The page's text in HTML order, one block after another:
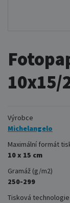
10x15/
Výrobce
Michelangelo
Maximální formát
10 x 15 cm
Gramáž (g/m2)
250-299
Tisková technologie